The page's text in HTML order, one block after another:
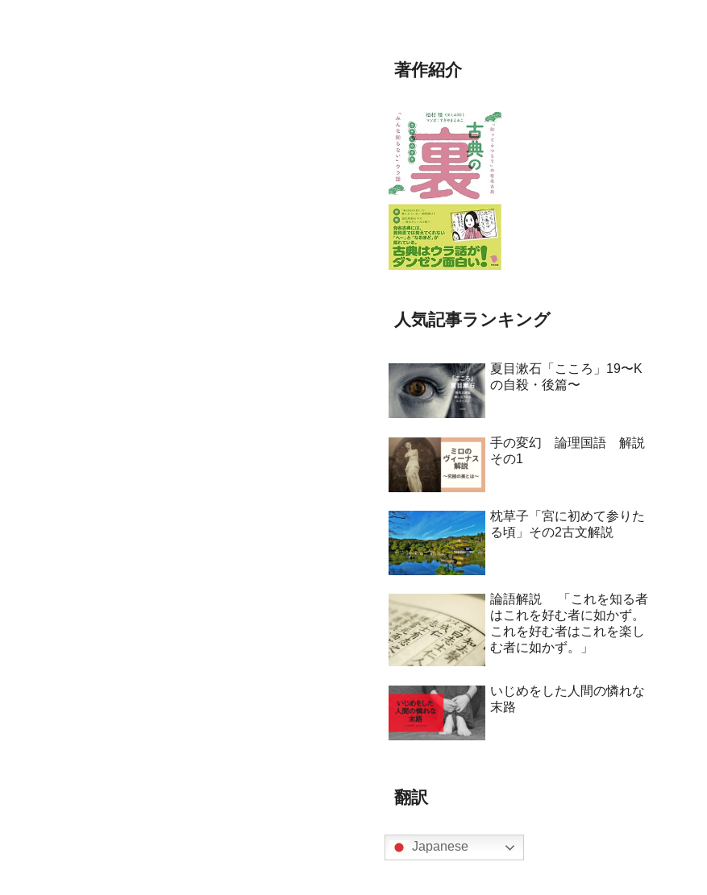
著作紹介
人気記事ランキング
夏目漱石「こころ」19〜K
の自殺・後篇〜
手の変幻 論理国語 解説
その1
枕草子「宮に初めて参りた
る頃」その2古文解説
論語解説 「これを知る者
はこれを好む者に如かず。
これを好む者はこれを楽し
む者に如かず。」
いじめをした人間の憐れな
末路
翻訳
Japanese